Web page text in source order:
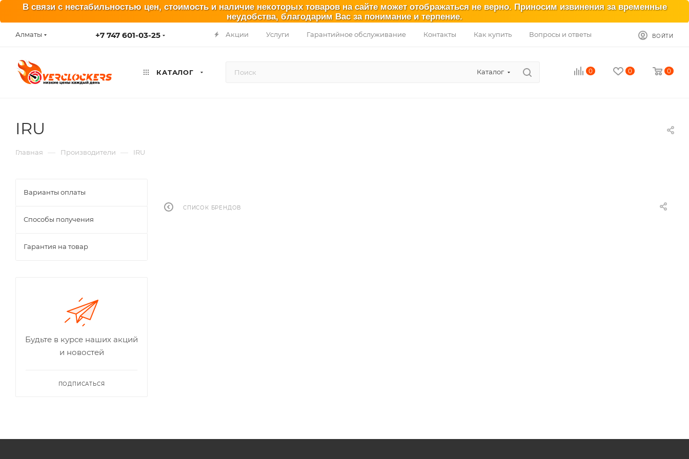
В связи с нестабильностью цен, стоимость и наличие некоторых товаров на сайте может отображаться не верно. Приносим извинения за временные
неудобства, благодарим Вас за понимание и терпение.
Алматы +7 747 601-03-25 Акции Услуги Гарантийное обслуживание Контакты Как купить Вопросы и ответы ВОЙТИ
КАТАЛОГ Каталог 0 0 0
IRU
Главная — Производители — IRU
СПИСОК БРЕНДОВ
Варианты оплаты
Способы получения
Гарантия на товар
Будьте в курсе наших акций
и новостей
ПОДПИСАТЬСЯ